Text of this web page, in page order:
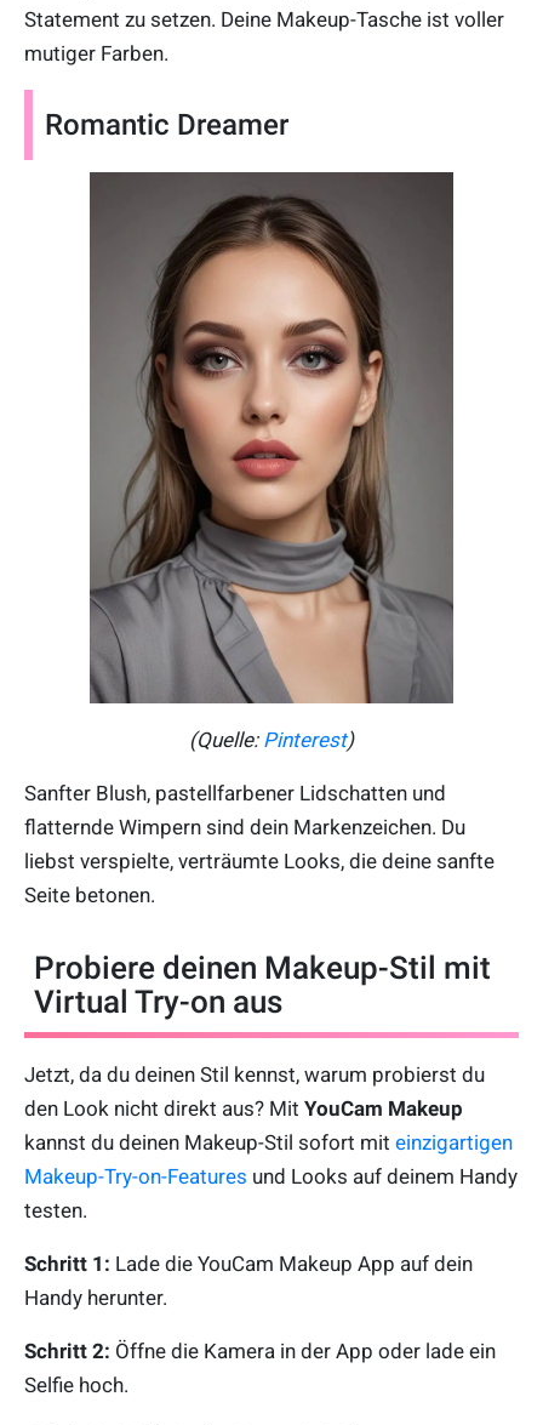
Statement zu setzen. Deine Makeup-Tasche ist voller
mutiger Farben.
Romantic Dreamer
(Quelle: Pinterest)
Sanfter Blush, pastellfarbener Lidschatten und
flatternde Wimpern sind dein Markenzeichen. Du
liebst verspielte, verträumte Looks, die deine sanfte
Seite betonen.
Probiere deinen Makeup-Stil mit
Virtual Try-on aus
Jetzt, da du deinen Stil kennst, warum probierst du
den Look nicht direkt aus? Mit YouCam Makeup
kannst du deinen Makeup-Stil sofort mit einzigartigen
Makeup-Try-on-Features und Looks auf deinem Handy
testen.
Schritt 1: Lade die YouCam Makeup App auf dein
Handy herunter.
Schritt 2: Öffne die Kamera in der App oder lade ein
Selfie hoch.